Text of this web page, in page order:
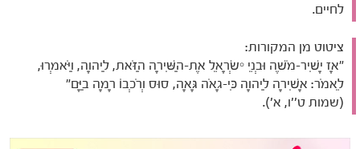
לחיים.
ציטוט מן המקורות:
"אָז יָשִׁיר-מֹשֶׁה וּבְנֵי יִשְׂרָאֵל אֶת-הַשִּׁירָה הַזֹּאת, לַיהוָה, וַיֹּאמְרוּ,
לֵאמֹר: אָשִׁירָה לַיהוָה כִּי-גָאֹה גָּאָה, סוּס וְרֹכְבוֹ רָמָה בַיָּם"
(שמות ט''ו, א').